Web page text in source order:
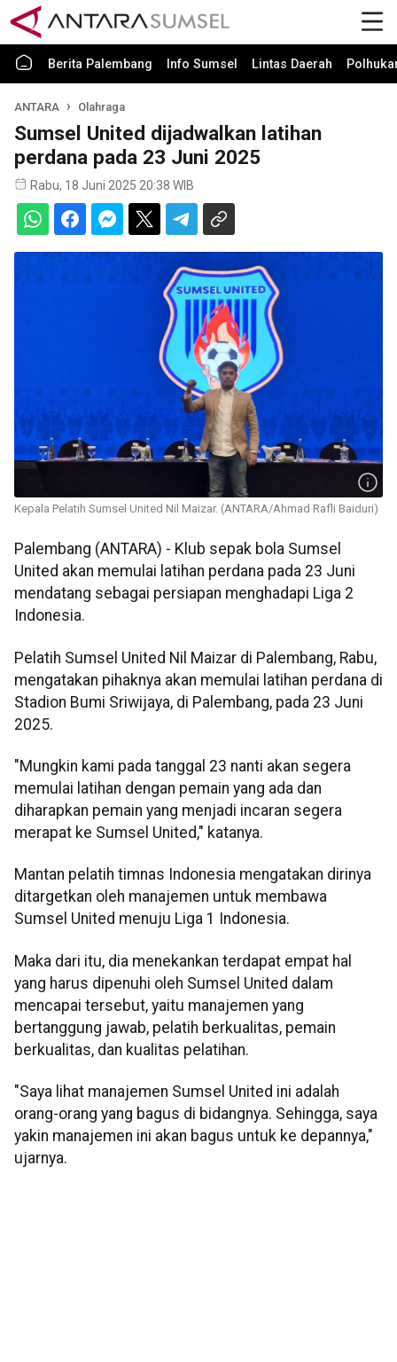
Berita Palembang Info Sumsel Lintas Daerah
ANTARA Olahraga
Sumsel United dijadwalkan latihan
perdana pada 23 Juni 2025
Rabu, 18 Juni 2025 20:38 WIB
Kepala Pelatih Sumsel United Nil Maizar. (ANTARA/Ahmad Rafli Baiduri)
Palembang (ANTARA) - Klub sepak bola Sumsel
United akan memulai latihan perdana pada 23 Juni
mendatang sebagai persiapan menghadapi Liga 2
Indonesia.
Pelatih Sumsel United Nil Maizar di Palembang, Rabu,
mengatakan pihaknya akan memulai latihan perdana di
Stadion Bumi Sriwijaya, di Palembang, pada 23 Juni
2025.
"Mungkin kami pada tanggal 23 nanti akan segera
memulai latihan dengan pemain yang ada dan
diharapkan pemain yang menjadi incaran segera
merapat ke Sumsel United," katanya.
Mantan pelatih timnas Indonesia mengatakan dirinya
ditargetkan oleh manajemen untuk membawa
Sumsel United menuju Liga 1 Indonesia.
Maka dari itu, dia menekankan terdapat empat hal
yang harus dipenuhi oleh Sumsel United dalam
mencapai tersebut, yaitu manajemen yang
bertanggung jawab, pelatih berkualitas, pemain
berkualitas, dan kualitas pelatihan.
"Saya lihat manajemen Sumsel United ini adalah
orang-orang yang bagus di bidangnya. Sehingga, saya
yakin manajemen ini akan bagus untuk ke depannya,"
ujarnya.